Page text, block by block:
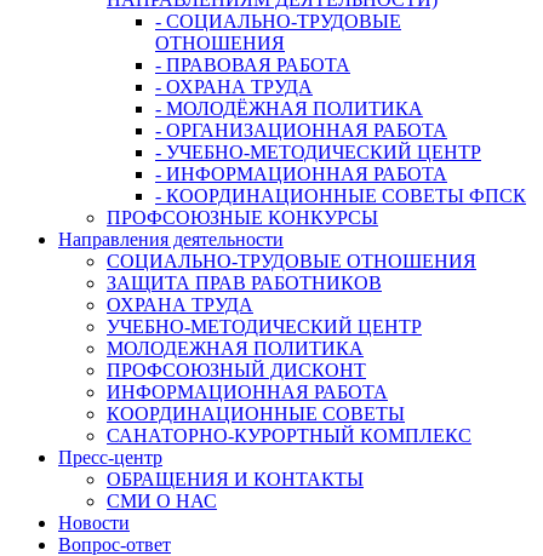
- СОЦИАЛЬНО-ТРУДОВЫЕ
ОТНОШЕНИЯ
- ПРАВОВАЯ РАБОТА
- ОХРАНА ТРУДА
- МОЛОДЁЖНАЯ ПОЛИТИКА
- ОРГАНИЗАЦИОННАЯ РАБОТА
- УЧЕБНО-МЕТОДИЧЕСКИЙ ЦЕНТР
- ИНФОРМАЦИОННАЯ РАБОТА
- КООРДИНАЦИОННЫЕ СОВЕТЫ ФПСК
ПРОФСОЮЗНЫЕ КОНКУРСЫ
Направления деятельности
СОЦИАЛЬНО-ТРУДОВЫЕ ОТНОШЕНИЯ
ЗАЩИТА ПРАВ РАБОТНИКОВ
ОХРАНА ТРУДА
УЧЕБНО-МЕТОДИЧЕСКИЙ ЦЕНТР
МОЛОДЕЖНАЯ ПОЛИТИКА
ПРОФСОЮЗНЫЙ ДИСКОНТ
ИНФОРМАЦИОННАЯ РАБОТА
КООРДИНАЦИОННЫЕ СОВЕТЫ
САНАТОРНО-КУРОРТНЫЙ КОМПЛЕКС
Пресс-центр
ОБРАЩЕНИЯ И КОНТАКТЫ
СМИ О НАС
Новости
Вопрос-ответ